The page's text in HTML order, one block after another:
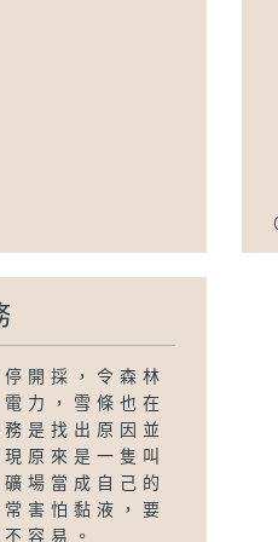
開採，令森林
力，雪條也在
是找出原因並
原來是一隻叫
場當成自己的
害怕黏液，要
容易。